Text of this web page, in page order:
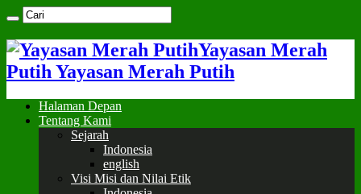
Yayasan Merah
Putih Yayasan Merah Putih
Halaman Depan
Tentang Kami
Sejarah
Indonesia
english
Visi Misi dan Nilai Etik